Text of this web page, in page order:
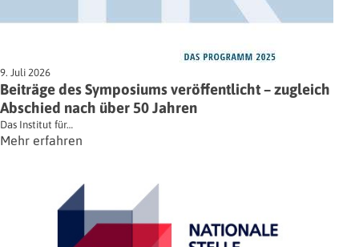
9. Juli 2026
Beiträge des Symposiums veröffentlicht – zugleich
Abschied nach über 50 Jahren
Das Institut für…
Mehr erfahren